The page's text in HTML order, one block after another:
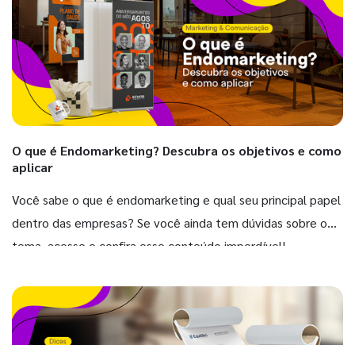
O que é Endomarketing? Descubra os objetivos e como
aplicar
Você sabe o que é endomarketing e qual seu principal papel
dentro das empresas? Se você ainda tem dúvidas sobre o
tema, acesse e confira esse conteúdo imperdível!